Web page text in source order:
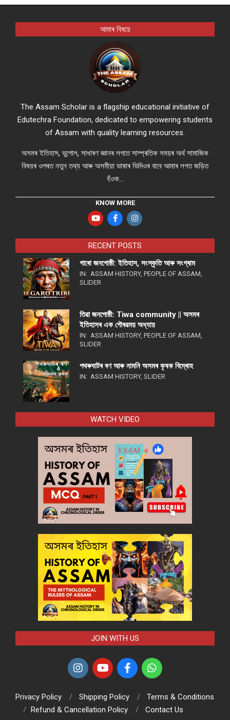
আমাৰ বিষয়ে
The Assam Scholar is a flagship educational initiative of
Edutechra Foundation, dedicated to empowering students
of Assam with quality learning resources.
অসমৰ ইতিহাস, ভুগোল, সাধাৰণ জ্ঞানৰ লগতে সাম্প্ৰতিক সময়ৰ অৰ্থ সামাজিক
বিষয়ৰ ওপৰত নতুন তথ্য আৰু অসমীয়া ভাষাৰ ভিদিওৰ বাবে আমাৰ লগত জড়িত
হঁওক...
KNOW MORE
RECENT POSTS
গাৰো জনগোষ্ঠী: ইতিহাস, সংস্কৃতি আৰু সংগ্ৰাম
IN: ASSAM HISTORY, PEOPLE OF ASSAM
SLIDER
তিৱা জনগোষ্ঠী: Tiwa community || অসমৰ
ইতিহাসৰ এক গৌৰৱময় অধ্যায়
IN: ASSAM HISTORY, PEOPLE OF ASSAM
SLIDER
পথ​ৰুঘাট​ৰ ৰণ আৰু নামনি অসম​ৰ কৃষক বিদ্ৰোহ​
IN: ASSAM HISTORY, SLIDER
WATCH VIDEO
JOIN WITH US
Privacy Policy Shipping Policy
Terms & Conditions
Refund & Cancellation Policy
Contact Us